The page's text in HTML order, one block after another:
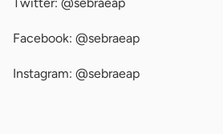
Facebook: @sebraeap
Instagram: @sebraeap